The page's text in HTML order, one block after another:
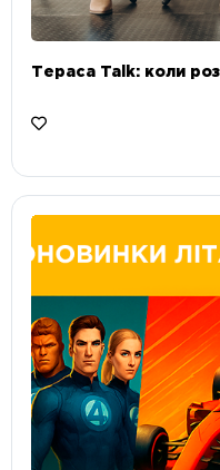
Тераса Talk: коли